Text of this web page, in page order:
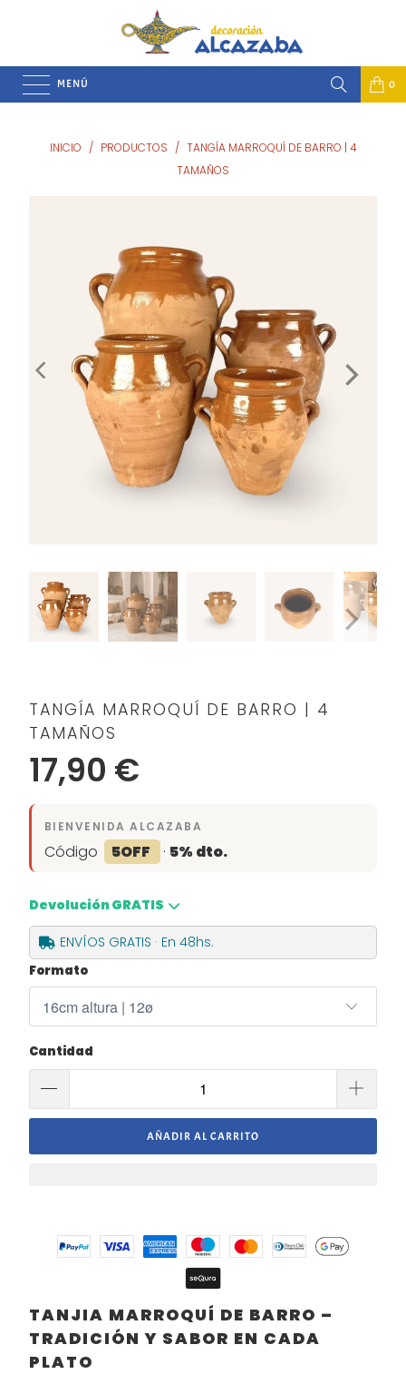
MENÚ 0
INICIO / PRODUCTOS / TANGÍA MARROQUÍ DE BARRO | 4
TAMAÑOS
TANGÍA MARROQUÍ DE BARRO | 4
TAMAÑOS
17,90 €
BIENVENIDA ALCAZABA
Código 5OFF · 5% dto.
Devolución GRATIS
ENVÍOS GRATIS · En 48hs.
Formato
Cantidad
AÑADIR AL CARRITO
TANJIA MARROQUÍ DE BARRO –
TRADICIÓN Y SABOR EN CADA
PLATO